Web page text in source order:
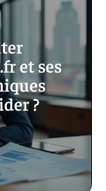
et ses
?